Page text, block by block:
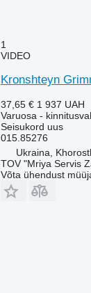
1
VIDEO
Kronshteyn
37,65 € 1 937 UAH
Varuosa -
Seisukord uus
015.85276
Ukraina,
TOV "Mriya Servis
Võta ühendust